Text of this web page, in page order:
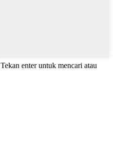
Tekan enter untuk mencari atau